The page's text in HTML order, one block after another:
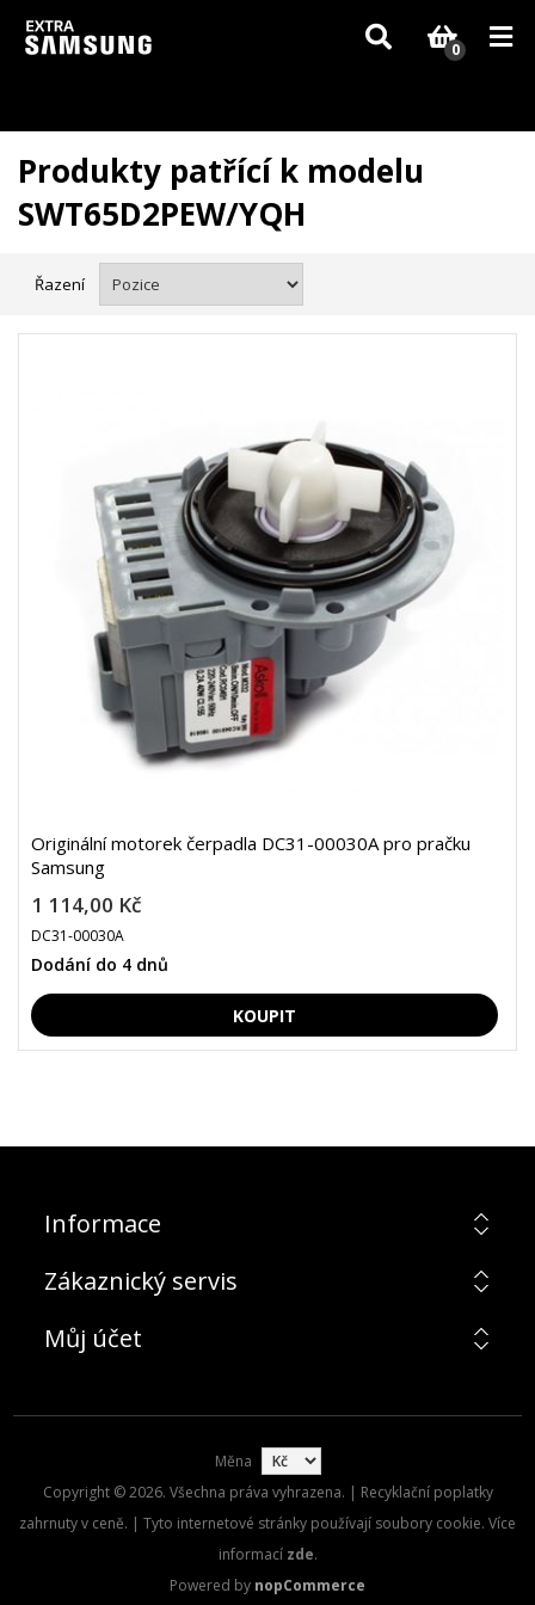
Vzhledem k aktuální situaci se může dodání dílů, které nejsou skladem,
zpozdit. Děkujeme za pochopení.
0
Produkty patřící k modelu
SWT65D2PEW/YQH
Řazení
Originální motorek čerpadla DC31-00030A pro pračku
Samsung
1 114,00 Kč
DC31-00030A
Dodání do 4 dnů
Informace
Zákaznický servis
Můj účet
Měna
Copyright © 2026. Všechna práva vyhrazena. | Recyklační poplatky
zahrnuty v ceně. | Tyto internetové stránky používají soubory cookie. Více
informací zde.
Powered by nopCommerce